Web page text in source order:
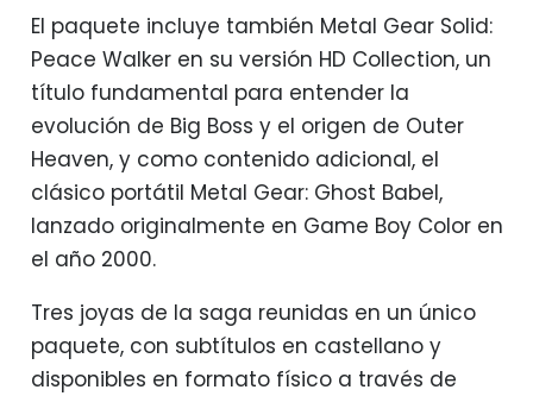
El paquete incluye también Metal Gear Solid:
Peace Walker en su versión HD Collection, un
título fundamental para entender la
evolución de Big Boss y el origen de Outer
Heaven, y como contenido adicional, el
clásico portátil Metal Gear: Ghost Babel,
lanzado originalmente en Game Boy Color en
el año 2000.
Tres joyas de la saga reunidas en un único
paquete, con subtítulos en castellano y
disponibles en formato físico a través de